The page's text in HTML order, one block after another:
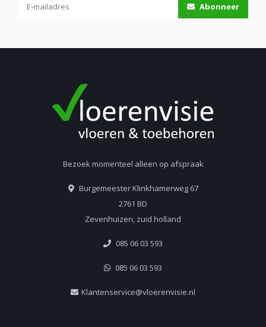
Abonneer
Bezoek momenteel alleen op afspraak
Burgemeester Klinkhamerweg 67
2761 BD
Zevenhuizen, zuid holland
085 06 03 593
085 06 03 593
Klantenservice@vloerenvisie.nl